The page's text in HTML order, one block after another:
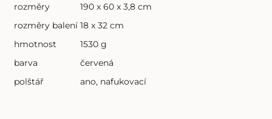
rozměry
190 x 60 x 3,8 cm
rozměry balení 18 x 32 cm
hmotnost
1530 g
barva
červená
polštář
ano, nafukovací